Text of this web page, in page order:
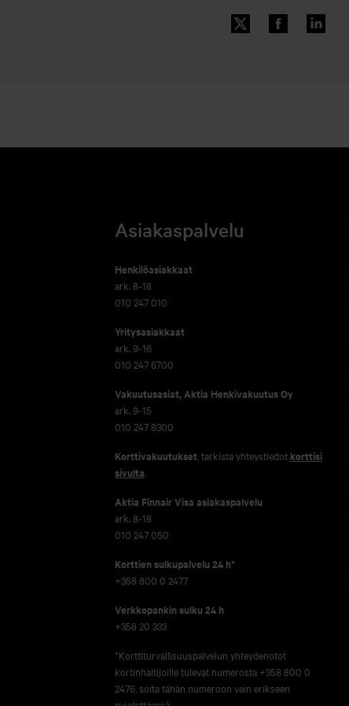
Asiakaspalvelu
Henkilöasiakkaat
ark. 8-18
010 247 010
Yritysasiakkaat
ark. 9-16
010 247 6700
Vakuutusasiat, Aktia Henkivakuutus Oy
ark. 9-15
010 247 8300
Korttivakuutukset , tarkista yhteystiedot korttisi
sivulta.
Aktia Finnair Visa asiakaspalvelu
ark. 8-18
010 247 050
Korttien sulkupalvelu 24 h*
+358 800 0 2477
Verkko­pankin sulku 24 h
+358 20 333
*Korttiturvallisuuspalvelun yhteydenotot
kortinhaltijoille tulevat numerosta +358 800 0
2476, soita tähän numeroon vain erikseen